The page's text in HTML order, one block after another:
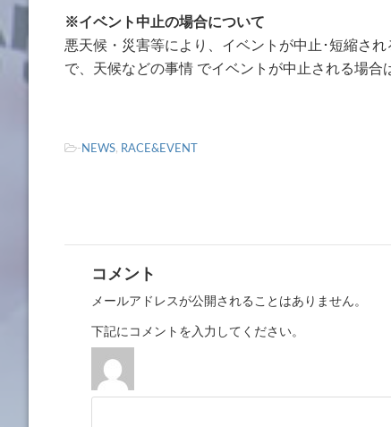
※イベント中止の場合について
悪天候・災害等により、イベントが中止･短縮さ
で、天候などの事情 でイベントが中止される場合
- NEWS, RACE&EVENT
コメント
メールアドレスが公開されることはありません。
下記にコメントを入力してください。